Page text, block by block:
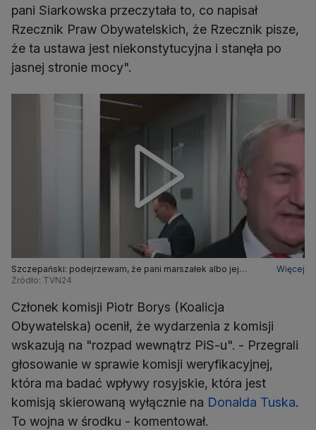
pani Siarkowska przeczytała to, co napisał
Rzecznik Praw Obywatelskich, że Rzecznik pisze,
że ta ustawa jest niekonstytucyjna i stanęła po
jasnej stronie mocy".
Szczepański: podejrzewam, że pani marszałek albo jej
koledzy z PiS podejmą decyzję, że nie będą się bawić
Więcej
Źródło: TVN24
Członek komisji Piotr Borys (Koalicja
Obywatelska) ocenił, że wydarzenia z komisji
wskazują na "rozpad wewnątrz PiS-u". - Przegrali
głosowanie w sprawie komisji weryfikacyjnej,
która ma badać wpływy rosyjskie, która jest
komisją skierowaną wyłącznie na Donalda Tuska.
To wojna w środku - komentował.